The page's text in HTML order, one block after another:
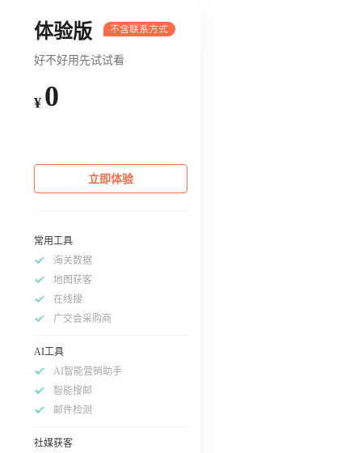
体验版
好不好用先试试看
¥ 0
立即体验
常用工具
海关数据
地图获客
在线搜
广交会采购商
AI工具
AI智能营销助手
智能搜邮
邮件检测
社媒获客